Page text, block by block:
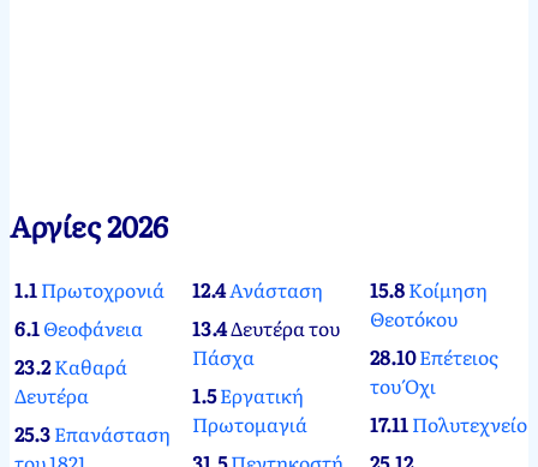
Αργίες 2026
1.1Πρωτοχρονιά
6.1Θεοφάνεια
23.2Καθαρά
Δευτέρα
25.3Επανάσταση
12.4Ανάσταση
13.4Δευτέρα του
Πάσχα
1.5Εργατική
Πρωτομαγιά
15.8Κοίμηση
Θεοτόκου
28.10Επέτειος
του Όχι
17.11Πολυτεχνείο